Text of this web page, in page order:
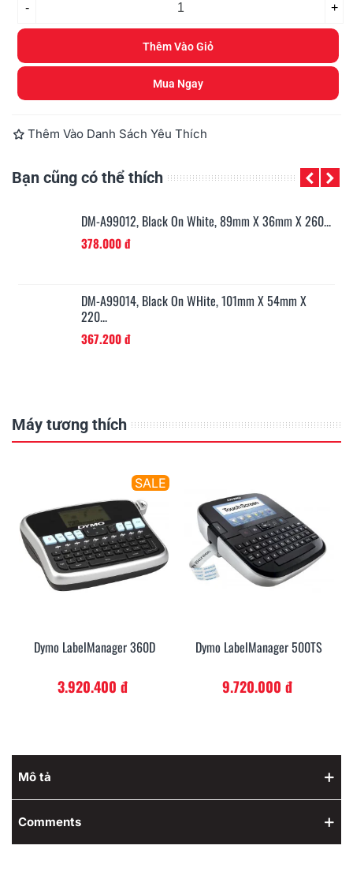
- +
Thêm Vào Giỏ
Mua Ngay
Thêm Vào Danh Sách Yêu Thích
Bạn cũng có thể thích
DM-A99012, Black On White, 89mm X 36mm X 260...
378.000 đ
DM-A99014, Black On WHite, 101mm X 54mm X
220...
367.200 đ
Máy tương thích
SALE
Dymo LabelManager 360D
3.920.400 đ
Dymo LabelManager 500TS
9.720.000 đ
Mô tả
Comments